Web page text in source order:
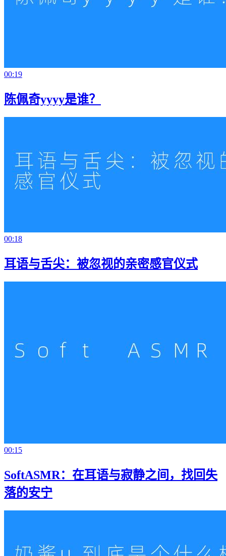
00:19
陈佩奇yyyy是谁？
00:18
耳语与舌尖：被忽视的亲密感官仪式
00:15
SoftASMR：在耳语与寂静之间，找回失
落的安宁